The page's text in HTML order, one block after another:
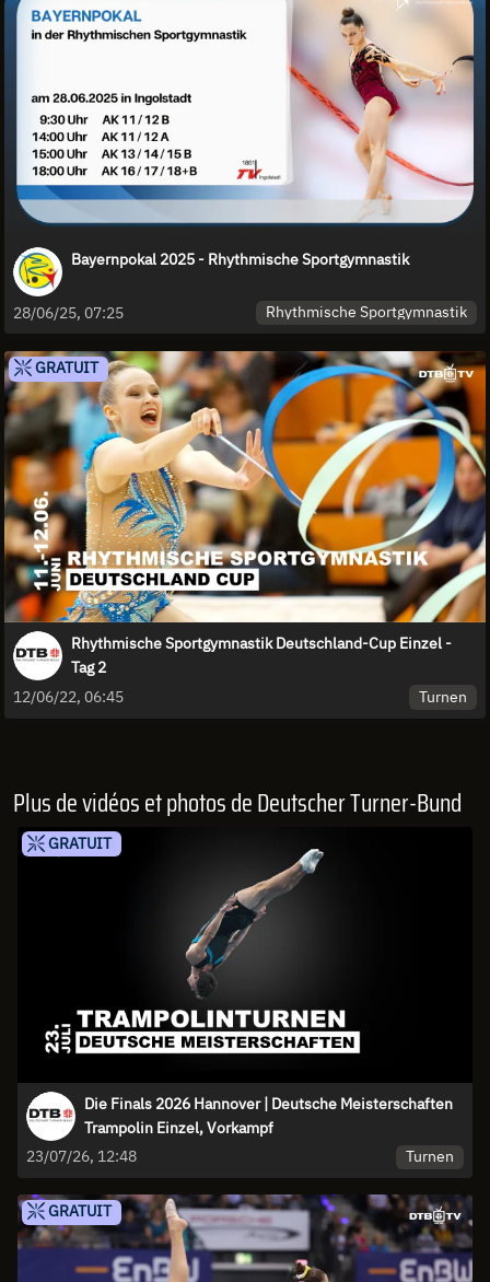
Bayernpokal 2025 - Rhythmische Sportgymnastik
28/06/25, 07:25 Rhythmische Sportgymnastik
GRATUIT
Rhythmische Sportgymnastik Deutschland-Cup Einzel -
Tag 2
12/06/22, 06:45
Turnen
Plus de vidéos et photos de Deutscher Turner-Bund
GRATUIT
Die Finals 2026 Hannover | Deutsche Meisterschaften
Trampolin Einzel, Vorkampf
23/07/26, 12:48
Turnen
GRATUIT